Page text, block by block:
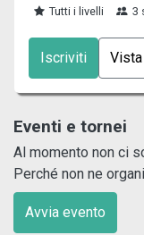
Tutti i livelli
3
Iscriviti Vista
Eventi e tornei
Al momento non ci
Perché non ne
Avvia evento